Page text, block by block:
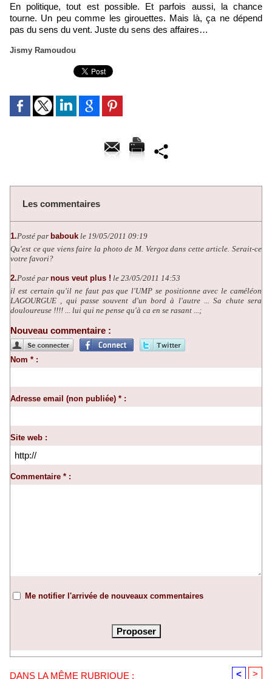
En politique, tout est possible. Et parfois aussi, la chance
tourne. Un peu comme les girouettes. Mais là, ça ne dépend
pas du sens du vent. Juste du sens des affaires…
Jismy Ramoudou
Les commentaires
1.Posté par babouk le 19/05/2011 09:19
Qu'est ce que viens faire la photo de M. Vergoz dans cette article. Serait-ce
votre favori?
2.Posté par nous veut plus ! le 23/05/2011 14:53
il est certain qu'il ne faut pas que l'UMP se positionne avec le caméléon
LAGOURGUE , qui passe souvent d'un bord à l'autre ... Sa chute sera
douloureuse !!!! ... lui qui ne pense qu'à ca en se rasant ...;
Nouveau commentaire :
Nom * :
Adresse email (non publiée) * :
Site web :
Commentaire * :
Me notifier l'arrivée de nouveaux commentaires
DANS LA MÊME RUBRIQUE : < >